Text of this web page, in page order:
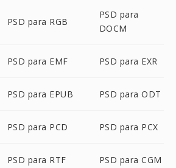
PSD para RGB
PSD para
DOCM
PSD para EMF PSD para EXR
PSD para EPUB PSD para ODT
PSD para PCD PSD para PCX
PSD para RTF PSD para CGM